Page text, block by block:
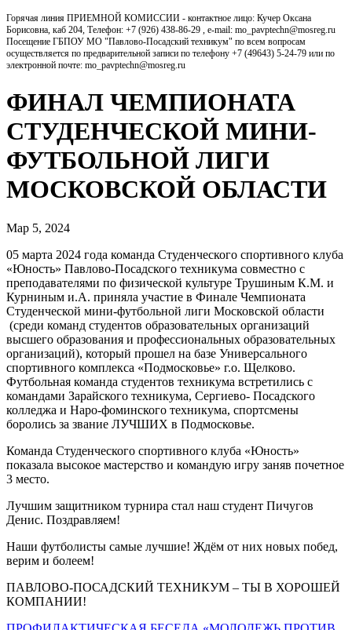
Горячая линия ПРИЕМНОЙ КОМИССИИ - контактное лицо: Кучер Оксана
Борисовна, каб 204, Телефон: +7 (926) 438-86-29 , e-mail: mo_pavptechn@mosreg.ru
Посещение ГБПОУ МО "Павлово-Посадский техникум" по всем вопросам
осуществляется по предварительной записи по телефону +7 (49643) 5-24-79 или по
электронной почте: mo_pavptechn@mosreg.ru
ФИНАЛ ЧЕМПИОНАТА
СТУДЕНЧЕСКОЙ МИНИ-
ФУТБОЛЬНОЙ ЛИГИ
МОСКОВСКОЙ ОБЛАСТИ
Мар 5, 2024
05 марта 2024 года команда Студенческого спортивного клуба
«Юность» Павлово-Посадского техникума совместно с
преподавателями по физической культуре Трушиным К.М. и
Курниным и.А. приняла участие в Финале Чемпионата
Студенческой мини-футбольной лиги Московской области
(среди команд студентов образовательных организаций
высшего образования и профессиональных образовательных
организаций), который прошел на базе Универсального
спортивного комплекса «Подмосковье» г.о. Щелково.
Футбольная команда студентов техникума встретились с
командами Зарайского техникума, Сергиево- Посадского
колледжа и Наро-фоминского техникума, спортсмены
боролись за звание ЛУЧШИХ в Подмосковье.
Команда Студенческого спортивного клуба «Юность»
показала высокое мастерство и командую игру заняв почетное
3 место.
Лучшим защитником турнира стал наш студент Пичугов
Денис. Поздравляем!
Наши футболисты самые лучшие! Ждём от них новых побед,
верим и болеем!
ПАВЛОВО-ПОСАДСКИЙ ТЕХНИКУМ – ТЫ В ХОРОШЕЙ
КОМПАНИИ!